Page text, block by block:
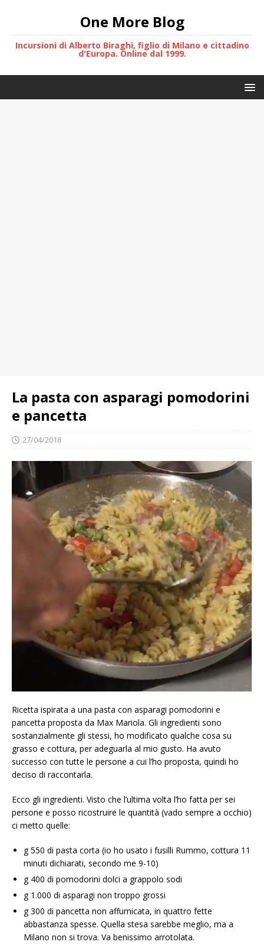
One More Blog
Incursioni di Alberto Biraghi, figlio di Milano e cittadino
d'Europa. Online dal 1999.
La pasta con asparagi pomodorini
e pancetta
27/04/2018
Ricetta ispirata a una pasta con asparagi pomodorini e
pancetta proposta da Max Mariola. Gli ingredienti sono
sostanzialmente gli stessi, ho modificato qualche cosa su
grasso e cottura, per adeguarla al mio gusto. Ha avuto
successo con tutte le persone a cui l’ho proposta, quindi ho
deciso di raccontarla.
Ecco gli ingredienti. Visto che l’ultima volta l’ho fatta per sei
persone e posso ricostruire le quantità (vado sempre a occhio)
ci metto quelle:
g 550 di pasta corta (io ho usato i fusilli Rummo, cottura 11
minuti dichiarati, secondo me 9-10)
g 400 di pomodorini dolci a grappolo sodi
g 1.000 di asparagi non troppo grossi
g 300 di pancetta non affumicata, in quattro fette
abbastanza spesse. Quella stesa sarebbe meglio, ma a
Milano non si trova. Va benissimo arrotolata.